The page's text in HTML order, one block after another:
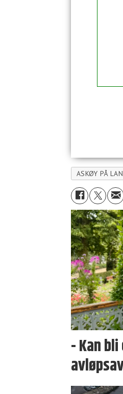
ASKØY PÅ
- Kan